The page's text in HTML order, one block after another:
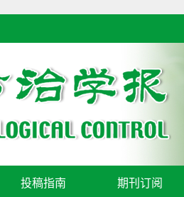
投稿指南 期刊订阅